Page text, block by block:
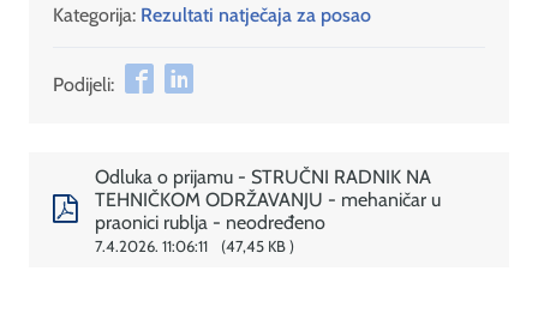
Kategorija: Rezultati natječaja za posao
Podijeli:
Odluka o prijamu - STRUČNI RADNIK NA
TEHNIČKOM ODRŽAVANJU - mehaničar u
praonici rublja - neodređeno
7.4.2026. 11:06:11 47,45 KB